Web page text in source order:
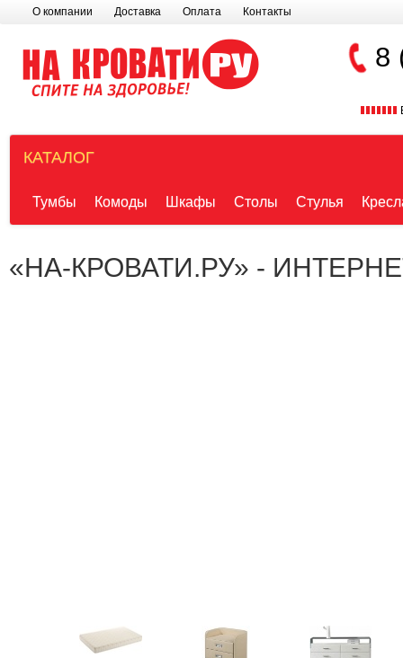
О компании Доставка Оплата Контакты
8
КАТАЛОГ
Тумбы Комоды Шкафы Столы Стулья
«НА-КРОВАТИ.РУ» -